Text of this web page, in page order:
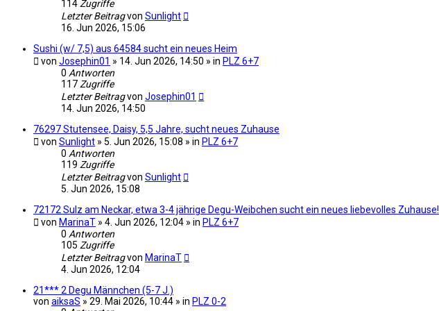
114 Zugriffe
Letzter Beitragvon Sunlight
16. Jun 2026, 15:06
Sushi (w/ 7,5) aus 64584 sucht ein neues Heim
von Josephin01 » 14. Jun 2026, 14:50 » in PLZ 6+7
0 Antworten
117 Zugriffe
Letzter Beitragvon Josephin01
14. Jun 2026, 14:50
76297 Stutensee, Daisy, 5,5 Jahre, sucht neues Zuhause
von Sunlight » 5. Jun 2026, 15:08 » in PLZ 6+7
0 Antworten
119 Zugriffe
Letzter Beitragvon Sunlight
5. Jun 2026, 15:08
72172 Sulz am Neckar, etwa 3-4 jährige Degu-Weibchen sucht ein neues liebevolles Zuhause!
von MarinaT » 4. Jun 2026, 12:04 » in PLZ 6+7
0 Antworten
105 Zugriffe
Letzter Beitragvon MarinaT
4. Jun 2026, 12:04
21*** 2 Degu Männchen (5-7 J.)
von aiksaS » 29. Mai 2026, 10:44 » in PLZ 0-2